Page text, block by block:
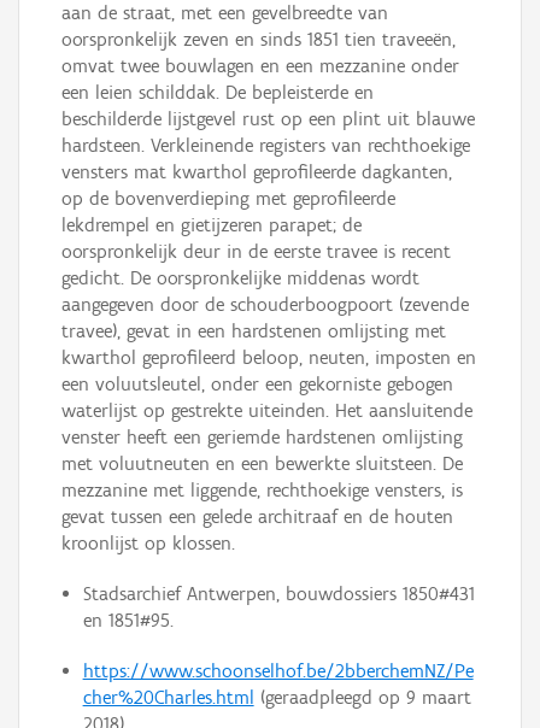
aan de straat, met een gevelbreedte van
oorspronkelijk zeven en sinds 1851 tien traveeën,
omvat twee bouwlagen en een mezzanine onder
een leien schilddak. De bepleisterde en
beschilderde lijstgevel rust op een plint uit blauwe
hardsteen. Verkleinende registers van rechthoekige
vensters mat kwarthol geprofileerde dagkanten,
op de bovenverdieping met geprofileerde
lekdrempel en gietijzeren parapet; de
oorspronkelijk deur in de eerste travee is recent
gedicht. De oorspronkelijke middenas wordt
aangegeven door de schouderboogpoort (zevende
travee), gevat in een hardstenen omlijsting met
kwarthol geprofileerd beloop, neuten, imposten en
een voluutsleutel, onder een gekorniste gebogen
waterlijst op gestrekte uiteinden. Het aansluitende
venster heeft een geriemde hardstenen omlijsting
met voluutneuten en een bewerkte sluitsteen. De
mezzanine met liggende, rechthoekige vensters, is
gevat tussen een gelede architraaf en de houten
kroonlijst op klossen.
Stadsarchief Antwerpen, bouwdossiers 1850#431
en 1851#95.
https://www.schoonselhof.be/2bberchemNZ/Pe
cher%20Charles.html (geraadpleegd op 9 maart